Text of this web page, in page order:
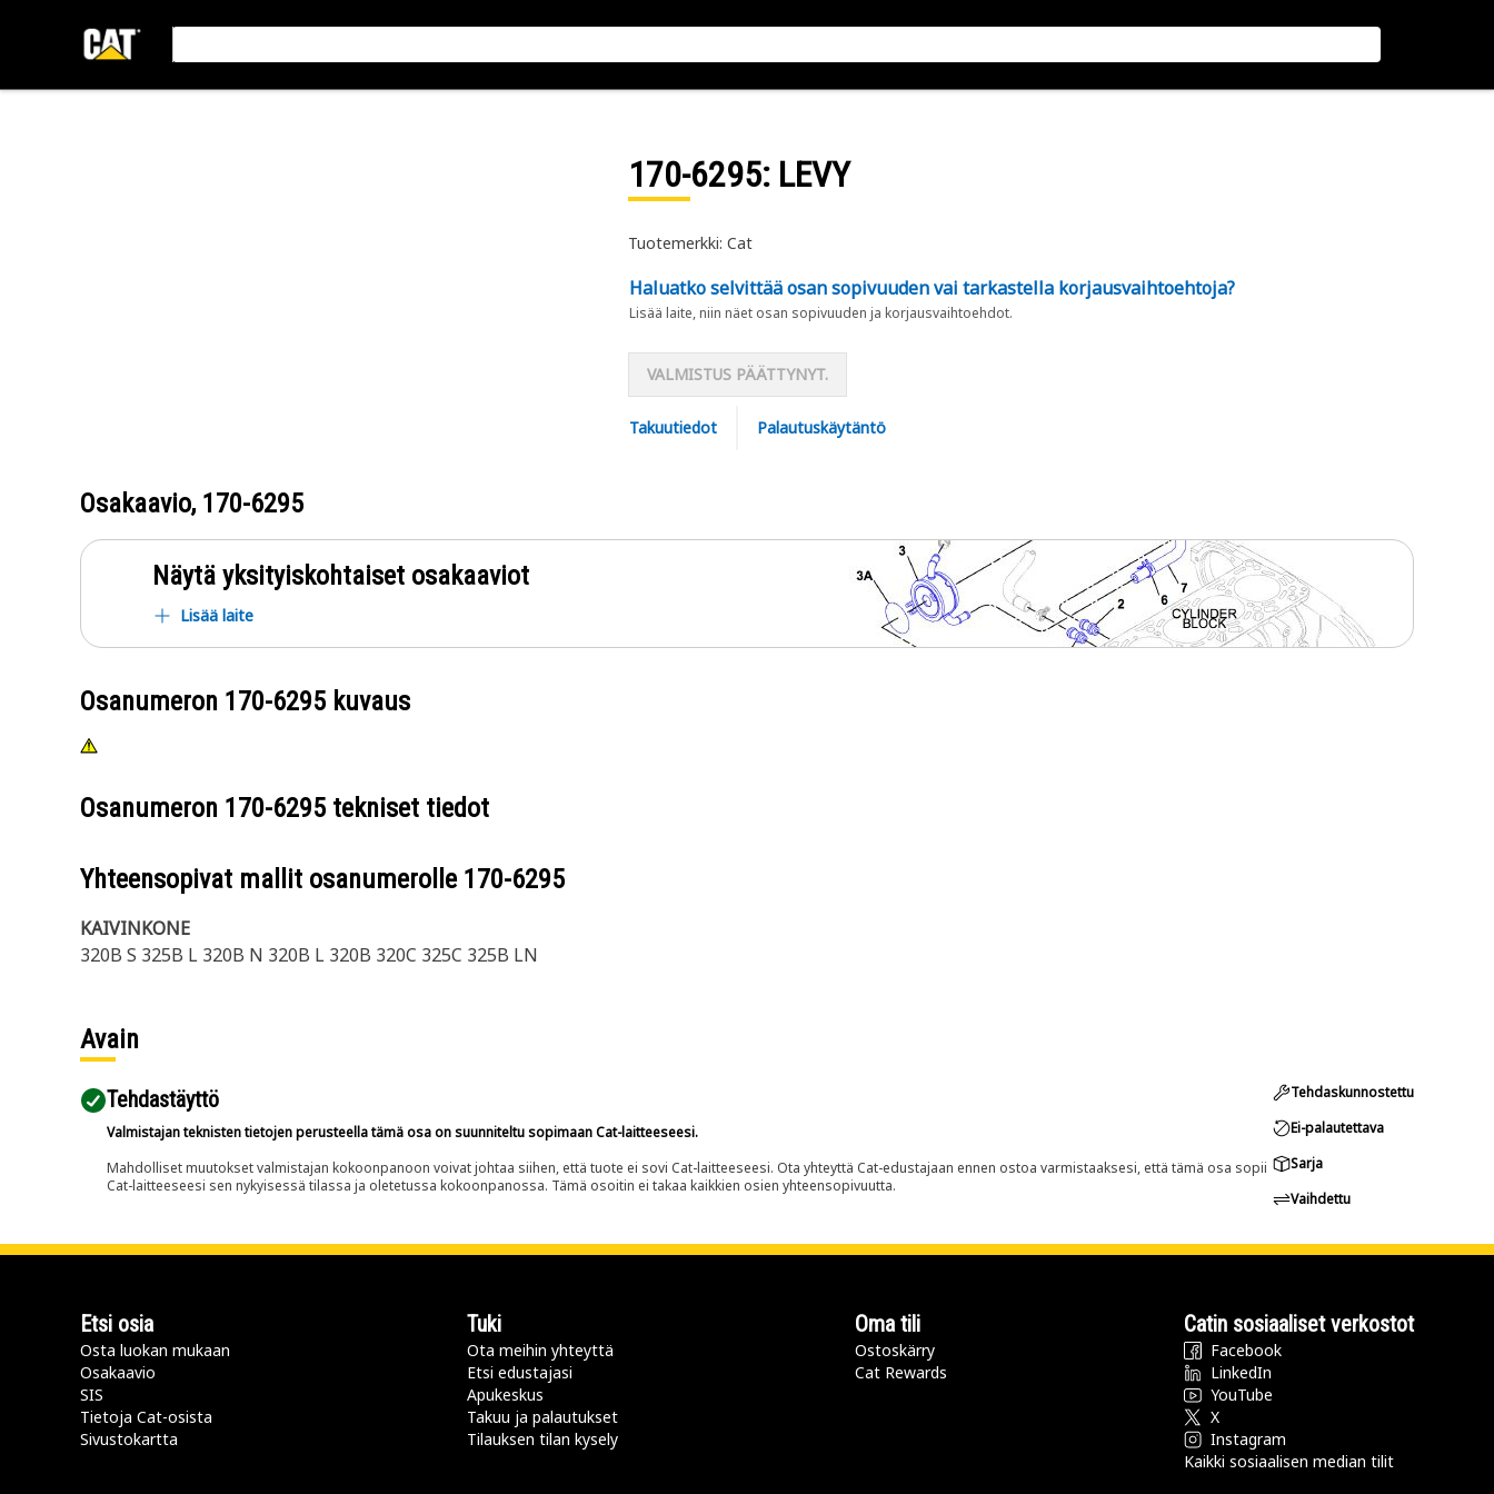
170-6295: LEVY
Tuotemerkki: Cat
Haluatko selvittää osan sopivuuden vai tarkastella korjausvaihtoehtoja?
Lisää laite, niin näet osan sopivuuden ja korjausvaihtoehdot.
VALMISTUS PÄÄTTYNYT.
Takuutiedot Palautuskäytäntö
Osakaavio, 170-6295
Näytä yksityiskohtaiset osakaaviot
Lisää laite
Osanumeron 170-6295 kuvaus
Osanumeron 170-6295 tekniset tiedot
Yhteensopivat mallit osanumerolle 170-6295
KAIVINKONE
320B S 325B L 320B N 320B L 320B 320C 325C 325B LN
Avain
Tehdastäyttö
Valmistajan teknisten tietojen perusteella tämä osa on suunniteltu sopimaan Cat-laitteeseesi.
Mahdolliset muutokset valmistajan kokoonpanoon voivat johtaa siihen, että tuote ei sovi Cat-laitteeseesi. Ota yhteyttä Cat-edustajaan ennen ostoa varmistaaksesi, että tämä osa sopii
Cat-laitteeseesi sen nykyisessä tilassa ja oletetussa kokoonpanossa. Tämä osoitin ei takaa kaikkien osien yhteensopivuutta.
Tehdaskunnostettu
Ei-palautettava
Sarja
Vaihdettu
Etsi osia
Osta luokan mukaan
Osakaavio
SIS
Tietoja Cat-osista
Sivustokartta
Tuki
Ota meihin yhteyttä
Etsi edustajasi
Apukeskus
Takuu ja palautukset
Tilauksen tilan kysely
Oma tili
Ostoskärry
Cat Rewards
Catin sosiaaliset verkostot
Facebook
LinkedIn
YouTube
X
Instagram
Kaikki sosiaalisen median tilit